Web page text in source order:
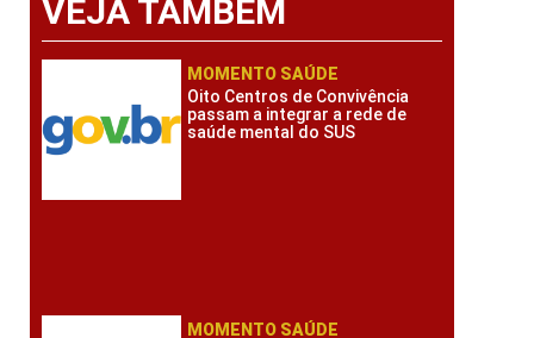
VEJA TAMBÉM
MOMENTO SAÚDE
Oito Centros de Convivência
passam a integrar a rede de
saúde mental do SUS
MOMENTO SAÚDE